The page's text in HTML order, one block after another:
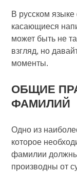
В русском
касающиеся
может быть не
взгляд, но
моменты.
ОБЩИЕ
ФАМИЛИЙ
Одно из
которое
фамилии должны
производны от